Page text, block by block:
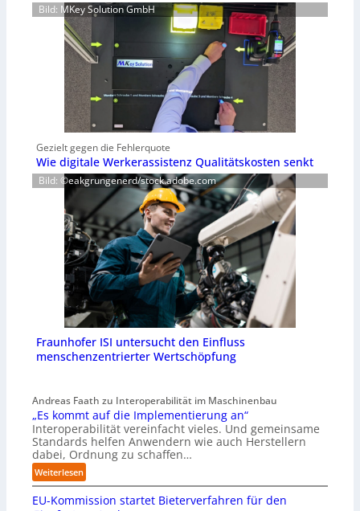
Bild: MKey Solution GmbH
Gezielt gegen die Fehlerquote
Wie digitale Werkerassistenz Qualitätskosten senkt
Bild: ©eakgrungenerd/stock.adobe.com
Fraunhofer ISI untersucht den Einfluss
menschenzentrierter Wertschöpfung
Andreas Faath zu Interoperabilität im Maschinenbau
„Es kommt auf die Implementierung an“
Interoperabilität vereinfacht vieles. Und gemeinsame
Standards helfen Anwendern wie auch Herstellern
dabei, Ordnung zu schaffen…
Weiterlesen:
„
E
EU-Kommission startet Bieterverfahren für den